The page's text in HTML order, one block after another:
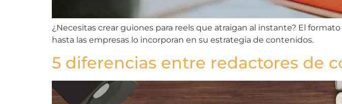
¿Necesitas crear guiones para reels que atraigan al instante? El
hasta las empresas lo incorporan en su estrategia de contenidos.
5 diferencias entre redactores de